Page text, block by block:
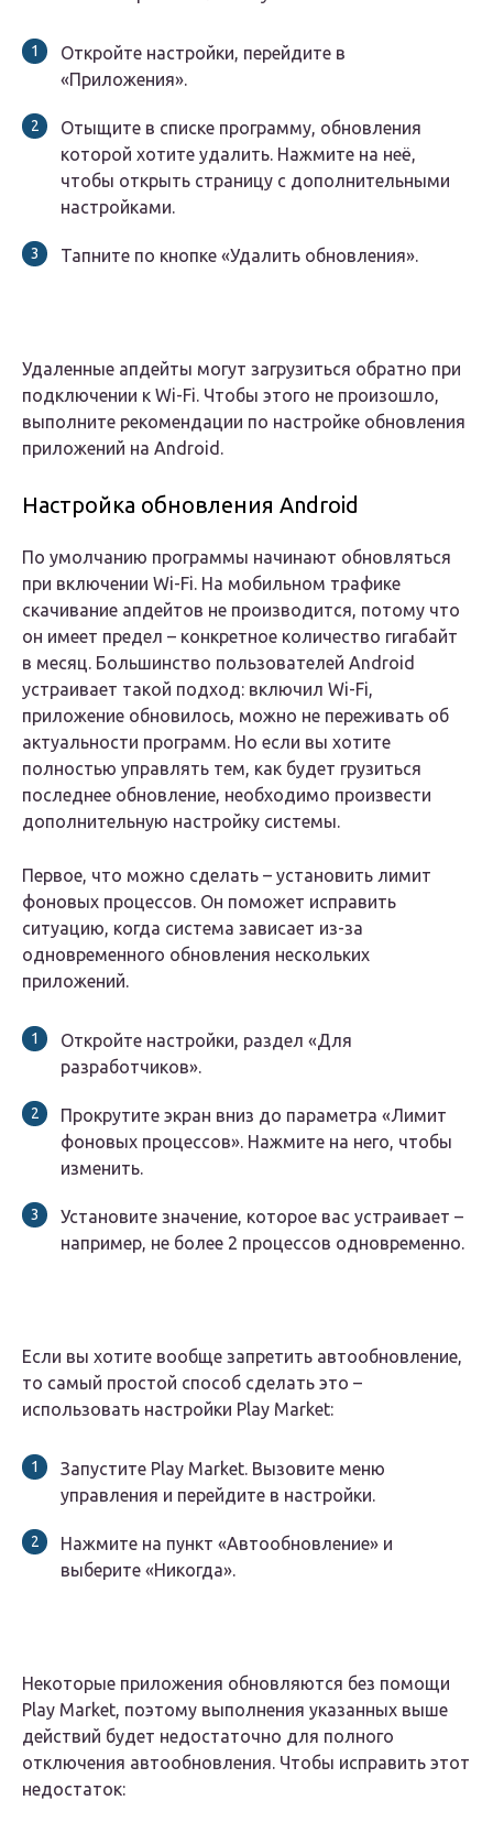
Откройте настройки, перейдите в
«Приложения».
Отыщите в списке программу, обновления
которой хотите удалить. Нажмите на неё,
чтобы открыть страницу с дополнительными
настройками.
Тапните по кнопке «Удалить обновления».
Удаленные апдейты могут загрузиться обратно при
подключении к Wi-Fi. Чтобы этого не произошло,
выполните рекомендации по настройке обновления
приложений на Android.
Настройка обновления Android
По умолчанию программы начинают обновляться
при включении Wi-Fi. На мобильном трафике
скачивание апдейтов не производится, потому что
он имеет предел – конкретное количество гигабайт
в месяц. Большинство пользователей Android
устраивает такой подход: включил Wi-Fi,
приложение обновилось, можно не переживать об
актуальности программ. Но если вы хотите
полностью управлять тем, как будет грузиться
последнее обновление, необходимо произвести
дополнительную настройку системы.
Первое, что можно сделать – установить лимит
фоновых процессов. Он поможет исправить
ситуацию, когда система зависает из-за
одновременного обновления нескольких
приложений.
Откройте настройки, раздел «Для
разработчиков».
Прокрутите экран вниз до параметра «Лимит
фоновых процессов». Нажмите на него, чтобы
изменить.
Установите значение, которое вас устраивает –
например, не более 2 процессов одновременно.
Если вы хотите вообще запретить автообновление,
то самый простой способ сделать это –
использовать настройки Play Market:
Запустите Play Market. Вызовите меню
управления и перейдите в настройки.
Нажмите на пункт «Автообновление» и
выберите «Никогда».
Некоторые приложения обновляются без помощи
Play Market, поэтому выполнения указанных выше
действий будет недостаточно для полного
отключения автообновления. Чтобы исправить этот
недостаток: